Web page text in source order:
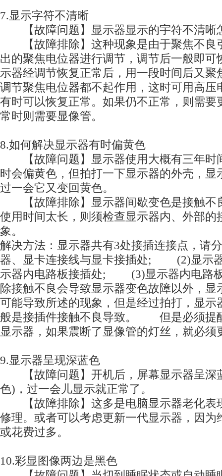
7.显示字符不清晰
【故障问题】显示器显示的宇符不清晰
【故障排除】这种现象是由于聚焦不良
出的聚焦电位器进行调节，调节后一般即可
示器经调节恢复正常后，用一段时间后又聚
调节聚焦电位器都不起作用，这时可用高压
有时可以恢复正常。如果仍不正常，则需要
常时则需要显像管。
8.如何解决显示器有时偏黄色
【故障问题】显示器使用大概有三年时
时会偏黄色，但拍打一下显示器的外壳，显
过一会它又变回黄色。
【故障排除】显示器间歇变色是接触不
使用时间太长，则须检查显示器内、外部的
象。
解决方法：显示器共有3处接插连接点，
器、显卡连接线与显卡接插处; (2)显示
示器内电路板接插处; (3)显示器内电路
除接触不良会导致显示器变色故障以外，显
可能导致所述的现象，但是经过拍打，显示
般是接插件接触不良导致。 但是必须提
显示器，如果震断了显像管的灯丝，就必须
9.显示器呈现深蓝色
【故障问题】开机后，屏幕显示器呈深
色)，过一会儿显示就正常了。
【故障排除】这多是电脑显示器老化表
修理。或者可以考虑更新一代显示器，因为
或花费过多。
10.彩显图像两边是黑色